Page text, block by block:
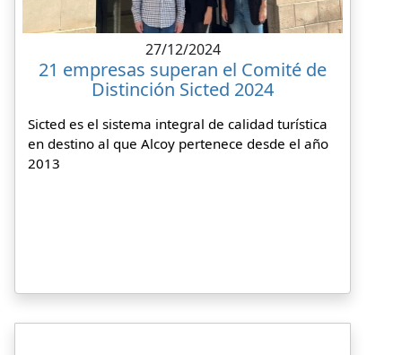
27/12/2024
21 empresas superan el Comité de
Distinción Sicted 2024
Sicted es el sistema integral de calidad turística
en destino al que Alcoy pertenece desde el año
2013